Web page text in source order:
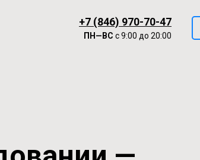
+7 (846) 970-70-47
ПН—ВС с 9:00 до 20:00